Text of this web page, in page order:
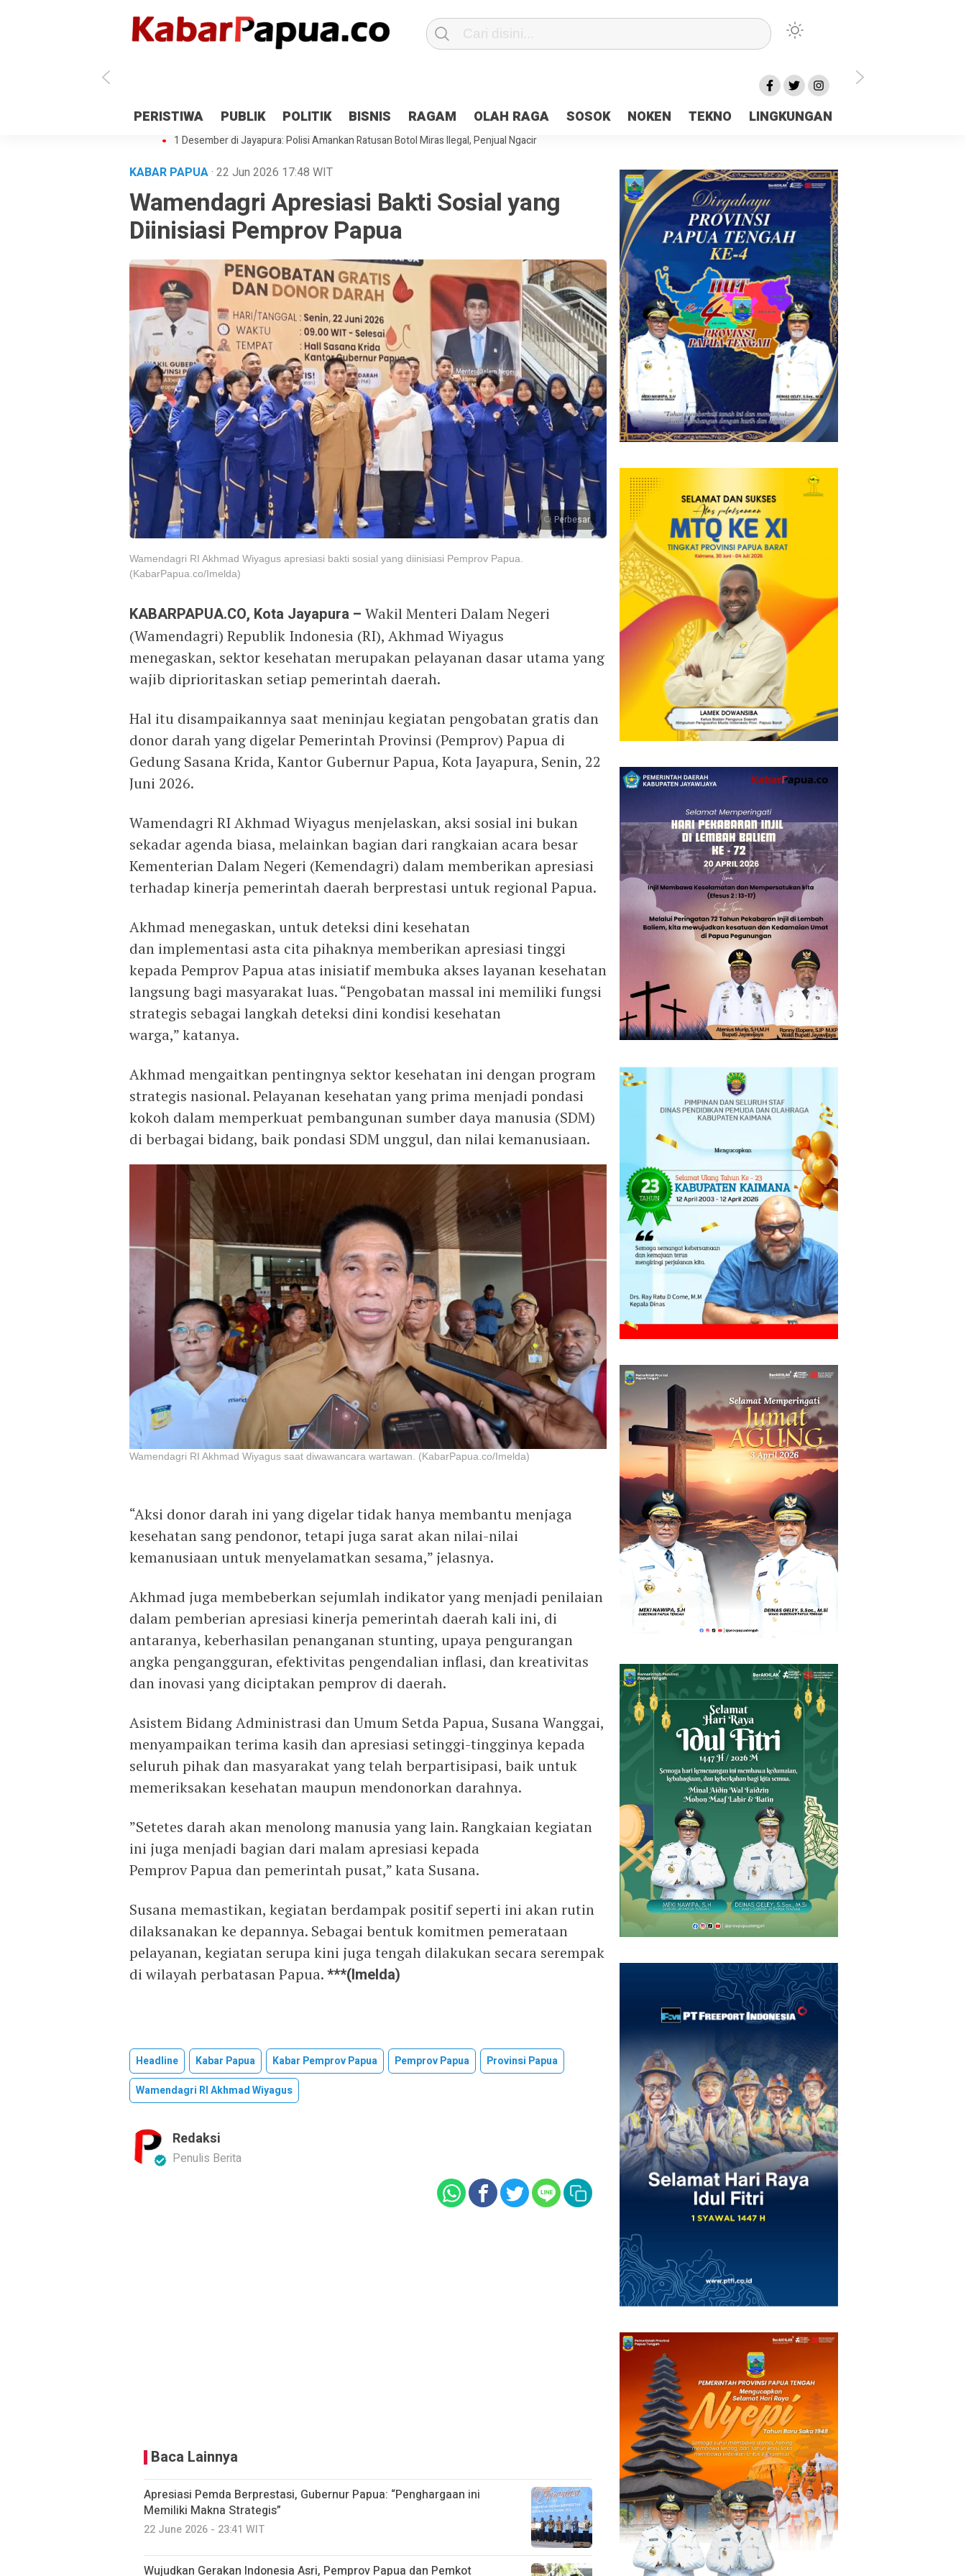
PERISTIWA PUBLIK POLITIK BISNIS RAGAM OLAH RAGA SOSOK NOKEN TEKNO LINGKUNGAN
Antisipasi 1 Desember, TNI Polri Patroli 2×24 jam di Kota Jayapura
Pesan Sejuk Polri di Deklarasi Pemilu Ceria Tanah Papua
Gedung Perpustakaan SMPN 5 Sentani Terbakar
Hibah Pilkada Jayapura Cair 10 Persen, Deposit Kas Daerah Rp23 Miliar Disorot
1 Desember di Jayapura: Polisi Amankan Ratusan Botol Miras Ilegal, Penjual Ngacir
KABAR PAPUA· 22 Jun 2026 17:48 WIT
Wamendagri Apresiasi Bakti Sosial yang
Diinisiasi Pemprov Papua
Perbesar
Wamendagri RI Akhmad Wiyagus apresiasi bakti sosial yang diinisiasi Pemprov Papua.
(KabarPapua.co/Imelda)
KABARPAPUA.CO, Kota Jayapura – Wakil Menteri Dalam Negeri
(Wamendagri) Republik Indonesia (RI), Akhmad Wiyagus
menegaskan, sektor kesehatan merupakan pelayanan dasar utama yang
wajib diprioritaskan setiap pemerintah daerah.
​Hal itu disampaikannya saat meninjau kegiatan pengobatan gratis dan
donor darah yang digelar Pemerintah Provinsi (Pemprov) Papua di
Gedung Sasana Krida, Kantor Gubernur Papua, Kota Jayapura, Senin, 22
Juni 2026.
Wamendagri RI Akhmad Wiyagus menjelaskan, aksi sosial ini bukan
sekadar agenda biasa, melainkan bagian dari rangkaian acara besar
Kementerian Dalam Negeri (Kemendagri) dalam memberikan apresiasi
terhadap kinerja pemerintah daerah berprestasi untuk regional Papua.
Akhmad menegaskan, untuk deteksi dini kesehatan
dan implementasi asta cita pihaknya memberikan apresiasi tinggi
kepada Pemprov Papua atas inisiatif membuka akses layanan kesehatan
langsung bagi masyarakat luas. “Pengobatan massal ini memiliki fungsi
strategis sebagai langkah deteksi dini kondisi kesehatan
warga,” katanya.
Akhmad mengaitkan pentingnya sektor kesehatan ini dengan program
strategis nasional. Pelayanan kesehatan yang prima menjadi pondasi
kokoh dalam memperkuat pembangunan sumber daya manusia (SDM)
di berbagai bidang, baik pondasi SDM unggul, dan nilai kemanusiaan.
Wamendagri RI Akhmad Wiyagus saat diwawancara wartawan. (KabarPapua.co/Imelda)
“Aksi donor darah ini yang digelar tidak hanya membantu menjaga
kesehatan sang pendonor, tetapi juga sarat akan nilai-nilai
kemanusiaan untuk menyelamatkan sesama,” jelasnya.
​Akhmad juga membeberkan sejumlah indikator yang menjadi penilaian
dalam pemberian apresiasi kinerja pemerintah daerah kali ini, di
antaranya, keberhasilan penanganan stunting, upaya pengurangan
angka pengangguran, efektivitas pengendalian inflasi, dan kreativitas
dan inovasi yang diciptakan pemprov di daerah.
Asistem Bidang Administrasi dan Umum Setda Papua, Susana Wanggai,
menyampaikan terima kasih dan apresiasi setinggi-tingginya kepada
seluruh pihak dan masyarakat yang telah berpartisipasi, baik untuk
memeriksakan kesehatan maupun mendonorkan darahnya.
​”Setetes darah akan menolong manusia yang lain. Rangkaian kegiatan
ini juga menjadi bagian dari malam apresiasi kepada
Pemprov Papua dan pemerintah pusat,” kata Susana.
Susana memastikan, kegiatan berdampak positif seperti ini akan rutin
dilaksanakan ke depannya. Sebagai bentuk komitmen pemerataan
pelayanan, kegiatan serupa kini juga tengah dilakukan secara serempak
di wilayah perbatasan Papua.***(Imelda)
Headline Kabar Papua Kabar Pemprov Papua Pemprov Papua
Provinsi Papua
Wamendagri RI Akhmad Wiyagus
Redaksi
Penulis Berita
Baca Lainnya
Apresiasi Pemda Berprestasi, Gubernur Papua: “Penghargaan ini
Memiliki Makna Strategis”
22 June 2026 - 23:41 WIT
Wujudkan Gerakan Indonesia Asri, Pemprov Papua dan Pemkot